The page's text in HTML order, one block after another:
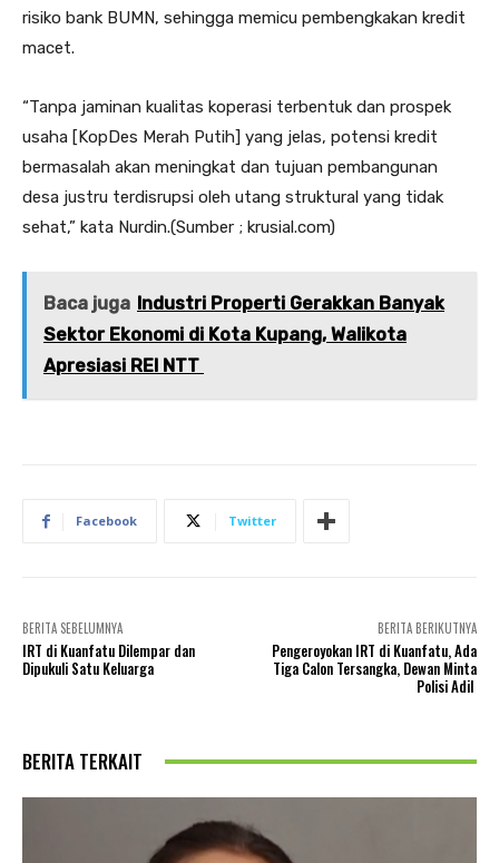
risiko bank BUMN, sehingga memicu pembengkakan kredit
macet.
“Tanpa jaminan kualitas koperasi terbentuk dan prospek
usaha [KopDes Merah Putih] yang jelas, potensi kredit
bermasalah akan meningkat dan tujuan pembangunan
desa justru terdisrupsi oleh utang struktural yang tidak
sehat,” kata Nurdin.(Sumber ; krusial.com)
Baca juga Industri Properti Gerakkan Banyak
Sektor Ekonomi di Kota Kupang, Walikota
Apresiasi REI NTT
Facebook Twitter
BERITA SEBELUMNYA
IRT di Kuanfatu Dilempar dan
Dipukuli Satu Keluarga
BERITA BERIKUTNYA
Pengeroyokan IRT di Kuanfatu, Ada
Tiga Calon Tersangka, Dewan Minta
Polisi Adil
BERITA TERKAIT